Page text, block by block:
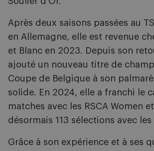
Après deux saisons passées au
en Allemagne, elle est revenue
et Blanc en 2023. Depuis son
ajouté un nouveau titre de
Coupe de Belgique à son
solide. En 2024, elle a franchi le
matches avec les RSCA Women
désormais 113 sélections avec les
Grâce à son expérience et à ses